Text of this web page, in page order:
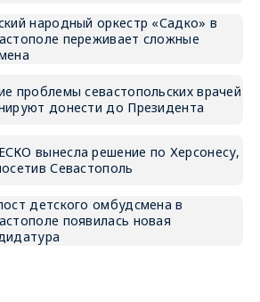
народный оркестр «Садко» в
переживает сложные
проблемы севастопольских врачей
донести до Президента
вынесла решение по Херсонесу,
Севастополь
детского омбудсмена в
появилась новая